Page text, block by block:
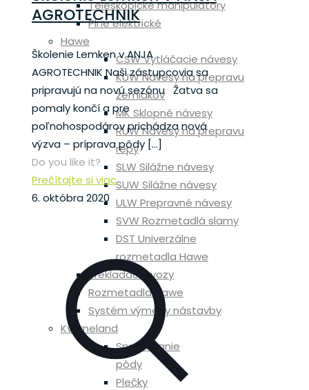
Teleskopické manipulátory
Plne elektrické
Hawe
CSW Vytláčacie návesy
KUW Návesy na prepravu
zemiakov
MK Sklopné návesy
RUW Návesy na prepravu
repy
SLW Silážne návesy
SUW Silážne návesy
ULW Prepravné návesy
SVW Rozmetadlá slamy
DST Univerzálne
rozmetadla Hawe
Prekladacie vozy
Rozmetadla Hawe
Systém výmeny nástavby
Kverneland
Spracovanie
pôdy
Plečky
AGROTECHNIK
Školenie Lemken v ANJA
AGROTECHNIK Naši zástupcovia sa
pripravujú na novú sezónu Žatva sa
pomaly končí a pre
poľnohospodárov prichádza nová
výzva – príprava pôdy […]
Do you like it?
Prečítajte si viac
6. októbra 2020